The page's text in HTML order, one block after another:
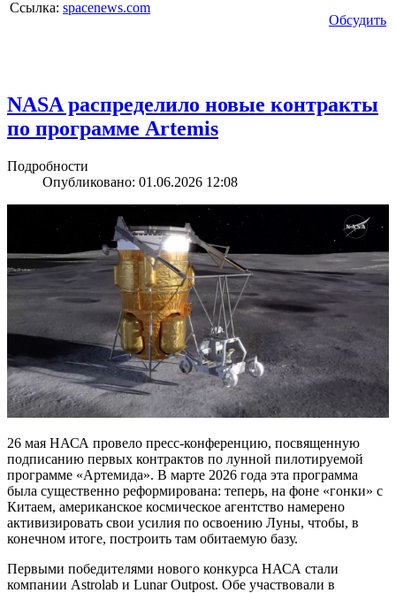
Ссылка: spacenews.com
Обсудить
NASA распределило новые контракты
по программе Artemis
Подробности
Опубликовано: 01.06.2026 12:08
26 мая НАСА провело пресс-конференцию, посвященную
подписанию первых контрактов по лунной пилотируемой
программе «Артемида». В марте 2026 года эта программа
была существенно реформирована: теперь, на фоне «гонки» с
Китаем, американское космическое агентство намерено
активизировать свои усилия по освоению Луны, чтобы, в
конечном итоге, построить там обитаемую базу.
Первыми победителями нового конкурса НАСА стали
компании Astrolab и Lunar Outpost. Обе участвовали в